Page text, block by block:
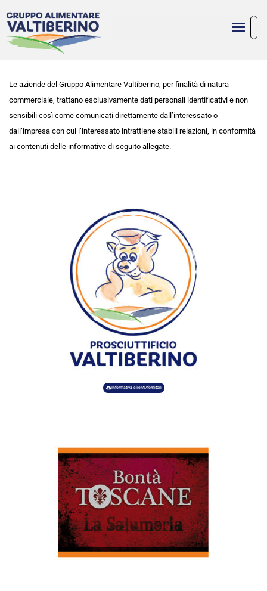
Le aziende del Gruppo Alimentare Valtiberino, per finalità di natura
commerciale, trattano esclusivamente dati personali identificativi e non
sensibili così come comunicati direttamente dall’interessato o
dall’impresa con cui l’interessato intrattiene stabili relazioni, in conformità
ai contenuti delle informative di seguito allegate.
Informativa clienti/fornitori